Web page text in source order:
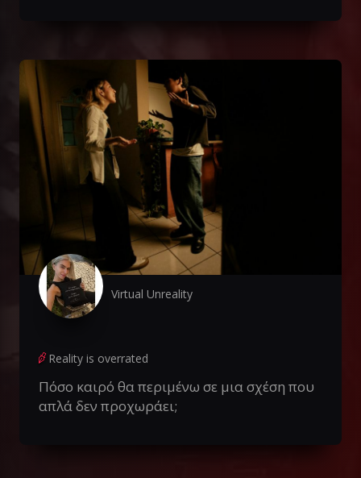
Virtual Unreality
Reality is overrated
Πόσο καιρό θα περιμένω σε μια σχέση που
απλά δεν προχωράει;